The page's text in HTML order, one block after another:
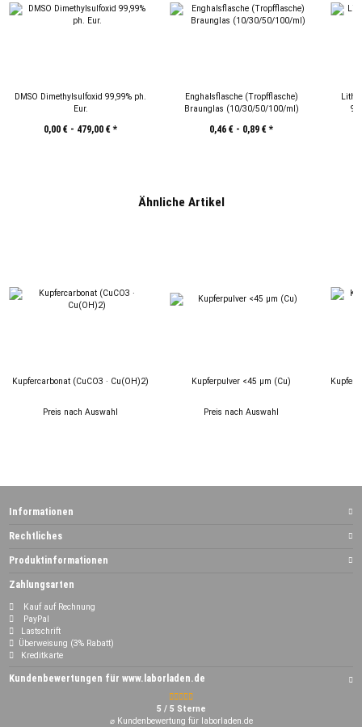
DMSO Dimethylsulfoxid 99,99% ph.
Eur.
0,00 € - 479,00 €*
Enghalsflasche (Tropfflasche)
Braunglas (10/30/50/100/ml)
0,46 € - 0,89 €*
Ähnliche Artikel
Kupfercarbonat (CuCO3 · Cu(OH)2)
Preis nach Auswahl
Kupferpulver <45 µm (Cu)
Preis nach Auswahl
Informationen
Rechtliches
Produktinformationen
Zahlungsarten
Kauf auf Rechnung
PayPal
Lastschrift
Überweisung (3% Rabatt)
Kreditkarte
Kundenbewertungen für www.laborladen.de
5 / 5 Sterne
⌀ Kundenbewertung für laborladen.de